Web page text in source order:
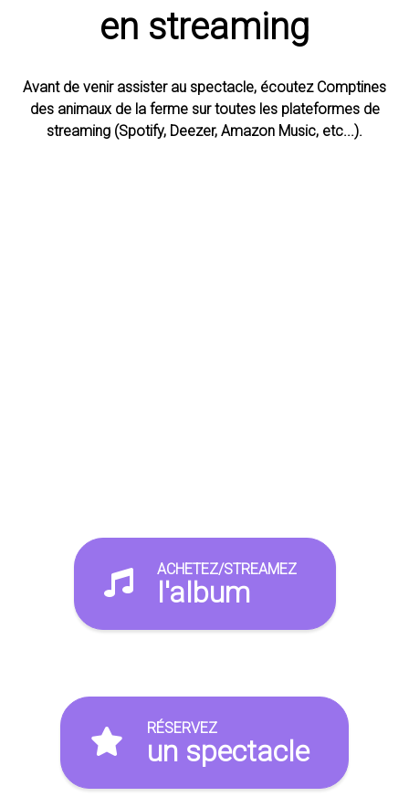
en streaming
Avant de venir assister au spectacle, écoutez Comptines
des animaux de la ferme sur toutes les plateformes de
streaming (Spotify, Deezer, Amazon Music, etc...).
ACHETEZ/STREAMEZ
l'album
RÉSERVEZ
un spectacle